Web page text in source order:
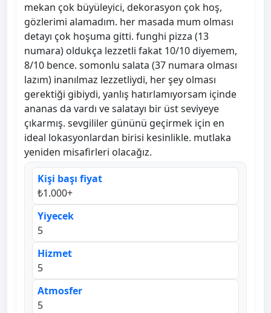
mekan çok büyüleyici, dekorasyon çok hoş,
gözlerimi alamadım. her masada mum olması
detayı çok hoşuma gitti. funghi pizza (13
numara) oldukça lezzetli fakat 10/10 diyemem,
8/10 bence. somonlu salata (37 numara olması
lazım) inanılmaz lezzetliydi, her şey olması
gerektiği gibiydi, yanlış hatırlamıyorsam içinde
ananas da vardı ve salatayı bir üst seviyeye
çıkarmış. sevgililer gününü geçirmek için en
ideal lokasyonlardan birisi kesinlikle. mutlaka
yeniden misafirleri olacağız.
Kişi başı fiyat
₺1.000+
Yiyecek
5
Hizmet
5
Atmosfer
5